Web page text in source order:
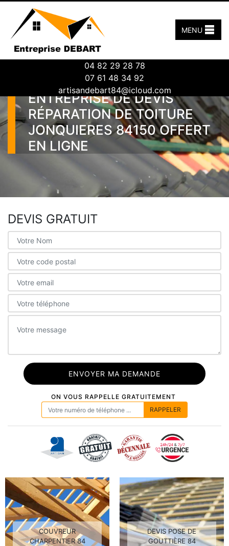
04 82 29 28 78
07 61 48 34 92
artisandebart84@icloud.com
MENU
ENTREPRISE DE DEVIS
RÉPARATION DE TOITURE
JONQUIERES 84150 OFFERT
EN LIGNE
DEVIS GRATUIT
ON VOUS RAPPELLE GRATUITEMENT
COUVREUR
CHARPENTIER 84
DEVIS POSE DE
GOUTTIÈRE 84